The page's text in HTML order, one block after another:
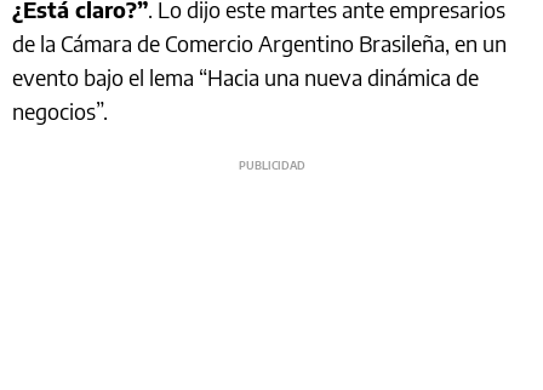
¿Está claro?”. Lo dijo este martes ante empresarios
de la Cámara de Comercio Argentino Brasileña, en un
evento bajo el lema “Hacia una nueva dinámica de
negocios”.